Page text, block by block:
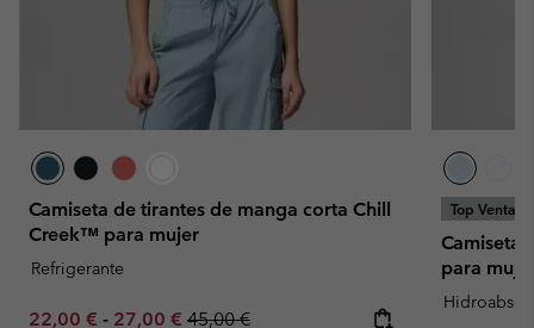
Camiseta de tirantes de manga corta Chill
Creek™ para mujer
Refrigerante
Minimum sale price:
22,00 € - Maximum sale price:
27,00 € Regular price:
45,00 €
Top Ventas
Camiseta
para